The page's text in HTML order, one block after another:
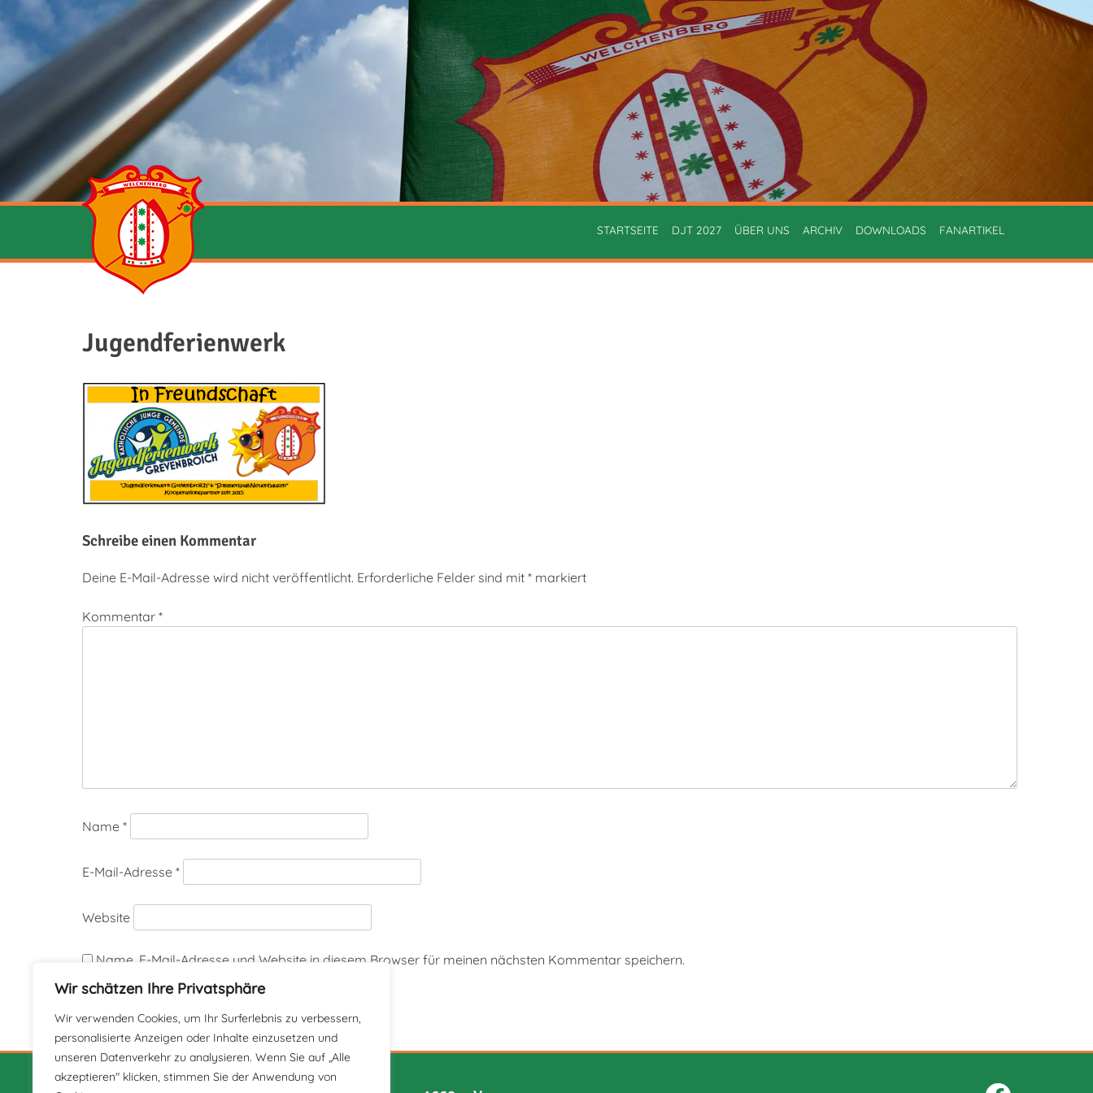
Wir schätzen Ihre Privatsphäre
Wir verwenden Cookies, um Ihr Surferlebnis zu verbessern,
personalisierte Anzeigen oder Inhalte einzusetzen und
unseren Datenverkehr zu analysieren. Wenn Sie auf „Alle
akzeptieren" klicken, stimmen Sie der Anwendung von
STARTSEITE DJT 2027 ÜBER UNS ARCHIV DOWNLOADS FANARTIKEL
Jugendferienwerk
Schreibe einen Kommentar
Deine E-Mail-Adresse wird nicht veröffentlicht. Erforderliche Felder sind mit *markiert
Kommentar *
Name *
E-Mail-Adresse *
Website
Name, E-Mail-Adresse und Website in diesem Browser für meinen nächsten Kommentar speichern.